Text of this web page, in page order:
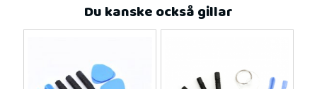
Du kanske också gillar